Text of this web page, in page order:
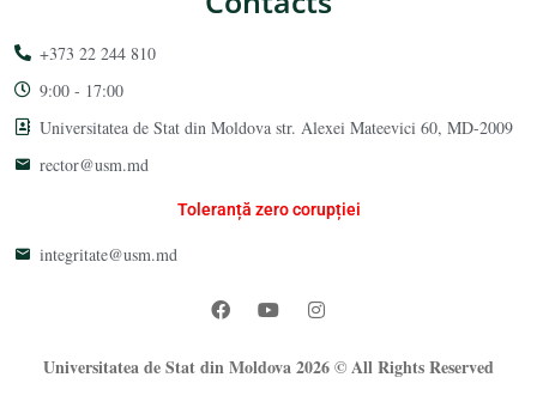
+373 22 244 810
9:00 - 17:00
Universitatea de Stat din Moldova str. Alexei Mateevici 60, MD-2009
rector@usm.md
Toleranță zero corupției
integritate@usm.md
Universitatea de Stat din Moldova 2026 © All Rights Reserved